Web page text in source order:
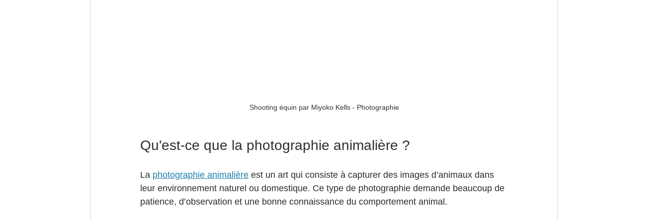
Shooting équin par Miyoko Kells - Photographie
Qu'est-ce que la photographie animalière ?
La photographie animalière est un art qui consiste à capturer des images d’animaux dans
leur environnement naturel ou domestique. Ce type de photographie demande beaucoup de
patience, d’observation et une bonne connaissance du comportement animal.